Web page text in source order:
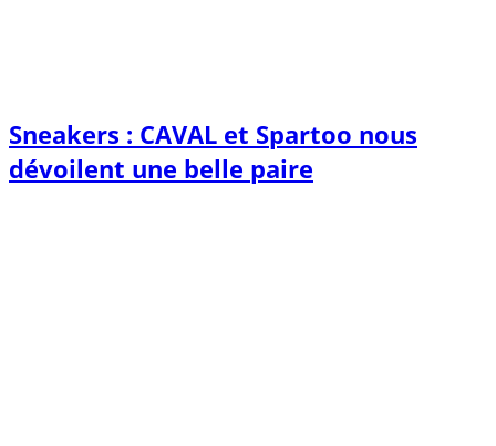
Sneakers : CAVAL et Spartoo nous
dévoilent une belle paire